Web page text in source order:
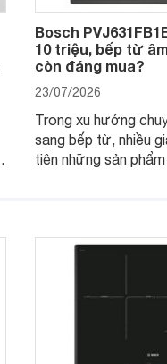
Bosch
10 triệu, bếp từ
còn đáng mua?
23/07/2026
Trong xu hướng
sang bếp từ, nhiều
tiên những sản
mẫu bếp đáp ứng